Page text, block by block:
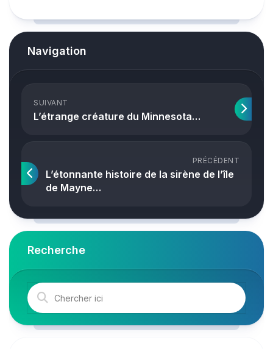
Navigation
SUIVANT
L’étrange créature du Minnesota…
PRÉCÉDENT
L’étonnante histoire de la sirène de l’île
de Mayne…
Recherche